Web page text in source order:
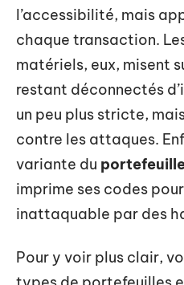
l’accessibilité, mais
chaque transaction.
matériels, eux, misent
restant déconnectés
un peu plus stricte,
contre les attaques.
variante du
imprime ses codes
inattaquable par des
Pour y voir plus clair,